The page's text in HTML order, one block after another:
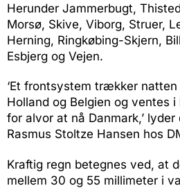
Herunder Jammerbugt,
Morsø, Skive, Viborg, Struer,
Herning, Ringkøbing-Skjern,
Esbjerg og Vejen.
‘Et frontsystem trækker
Holland og Belgien og ventes
for alvor at nå Danmark,’
Rasmus Stoltze Hansen hos
Kraftig regn betegnes ved, at
mellem 30 og 55 millimeter i